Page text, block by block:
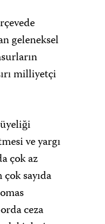
geleneksel
milliyetçi
ve yargı
çok az
sayıda
ceza